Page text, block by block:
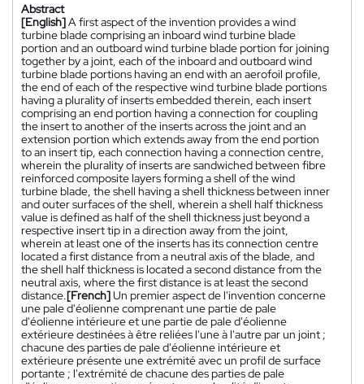
Abstract
[English]A first aspect of the invention provides a wind
turbine blade comprising an inboard wind turbine blade
portion and an outboard wind turbine blade portion for joining
together by a joint, each of the inboard and outboard wind
turbine blade portions having an end with an aerofoil profile,
the end of each of the respective wind turbine blade portions
having a plurality of inserts embedded therein, each insert
comprising an end portion having a connection for coupling
the insert to another of the inserts across the joint and an
extension portion which extends away from the end portion
to an insert tip, each connection having a connection centre,
wherein the plurality of inserts are sandwiched between fibre
reinforced composite layers forming a shell of the wind
turbine blade, the shell having a shell thickness between inner
and outer surfaces of the shell, wherein a shell half thickness
value is defined as half of the shell thickness just beyond a
respective insert tip in a direction away from the joint,
wherein at least one of the inserts has its connection centre
located a first distance from a neutral axis of the blade, and
the shell half thickness is located a second distance from the
neutral axis, where the first distance is at least the second
distance.[French]Un premier aspect de l'invention concerne
une pale d'éolienne comprenant une partie de pale
d'éolienne intérieure et une partie de pale d'éolienne
extérieure destinées à être reliées l'une à l'autre par un joint ;
chacune des parties de pale d'éolienne intérieure et
extérieure présente une extrémité avec un profil de surface
portante ; l'extrémité de chacune des parties de pale